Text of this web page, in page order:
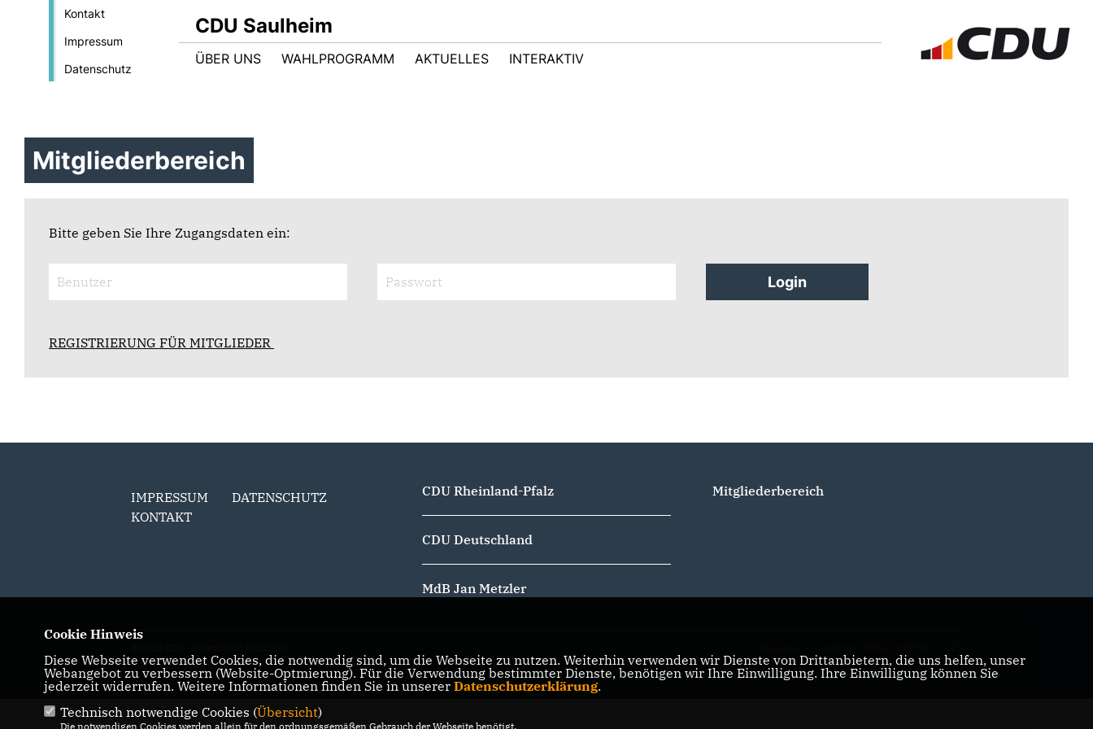
Kontakt
Impressum
Datenschutz
CDU Saulheim
ÜBER UNS WAHLPROGRAMM AKTUELLES INTERAKTIV
Mitgliederbereich
Bitte geben Sie Ihre Zugangsdaten ein:
Login
REGISTRIERUNG FÜR MITGLIEDER
IMPRESSUM
DATENSCHUTZ
KONTAKT
CDU Rheinland-Pfalz
CDU Deutschland
MdB Jan Metzler
Mitgliederbereich
Alle Rechte vorbehalten.
Cookie Hinweis
Diese Webseite verwendet Cookies, die notwendig sind, um die Webseite zu nutzen. Weiterhin verwenden wir Dienste von Drittanbietern, die uns helfen, unser
Webangebot zu verbessern (Website-Optmierung). Für die Verwendung bestimmter Dienste, benötigen wir Ihre Einwilligung. Ihre Einwilligung können Sie
jederzeit widerrufen. Weitere Informationen finden Sie in unserer Datenschutzerklärung.
Technisch notwendige Cookies (Übersicht)
Die notwendigen Cookies werden allein für den ordnungsgemäßen Gebrauch der Webseite benötigt.